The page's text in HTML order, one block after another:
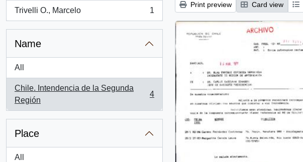
Trivelli O., Marcelo
, 1 results
1
Name
All
Chile. Intendencia de la Segunda
Región
, 4 results
4
Place
All
Print preview Card view